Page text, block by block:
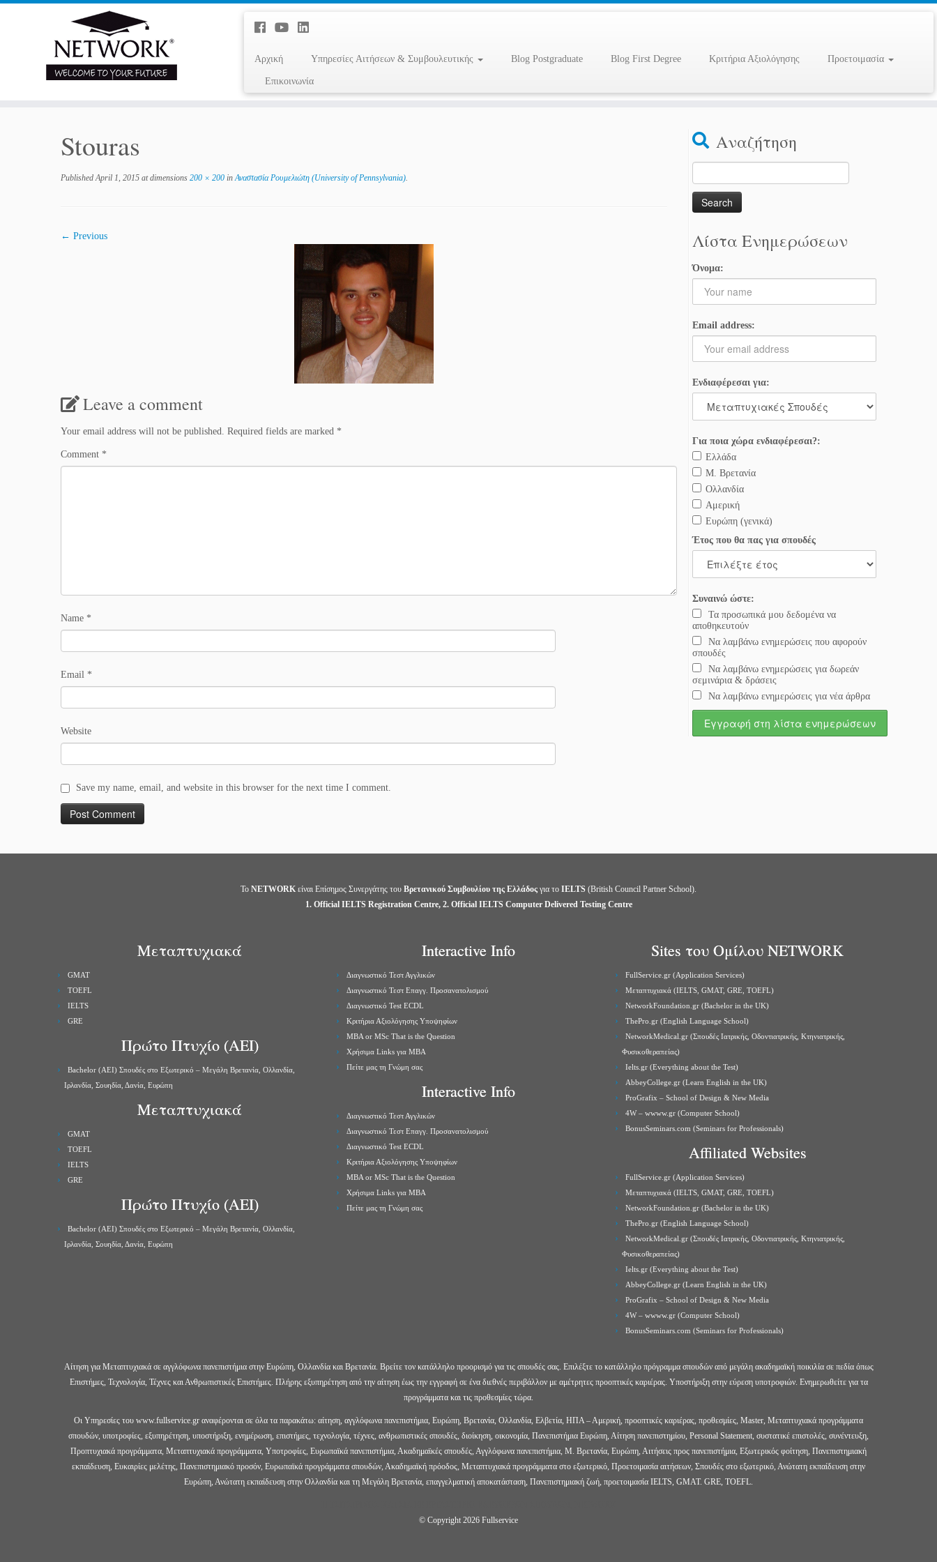
Αρχική Υπηρεσίες Αιτήσεων & Συμβουλευτικής Blog Postgraduate Blog First Degree Κριτήρια Αξιολόγησης Προετοιμασία
Επικοινωνία
Stouras
Published April 1, 2015 at dimensions 200 × 200 inΑναστασία Ρουμελιώτη (University of Pennsylvania).
← Previous
Leave a comment
Your email address will not be published. Required fields are marked *
Comment *
Name *
Email *
Website
Save my name, email, and website in this browser for the next time I comment.
Αναζήτηση
for:
Λίστα Ενημερώσεων
Όνομα:
Email address:
Ενδιαφέρεσαι για:
Για ποια χώρα ενδιαφέρεσαι?:
Ελλάδα
Μ. Βρετανία
Ολλανδία
Αμερική
Ευρώπη (γενικά)
Έτος που θα πας για σπουδές
Συναινώ ώστε:
Τα προσωπικά μου δεδομένα να
αποθηκευτούν
Να λαμβάνω ενημερώσεις που αφορούν
σπουδές
Να λαμβάνω ενημερώσεις για δωρεάν
σεμινάρια & δράσεις
Να λαμβάνω ενημερώσεις για νέα άρθρα
Το NETWORK είναι Επίσημος Συνεργάτης του Βρετανικού Συμβουλίου της Ελλάδος για το IELTS (British Council Partner School).
1. Official IELTS Registration Centre, 2. Official IELTS Computer Delivered Testing Centre
Μεταπτυχιακά
GMAT
TOEFL
IELTS
GRE
Πρώτο Πτυχίο (ΑΕΙ)
Bachelor (ΑΕΙ) Σπουδές στο Εξωτερικό – Μεγάλη Βρετανία, Ολλανδία,
Ιρλανδία, Σουηδία, Δανία, Ευρώπη
Μεταπτυχιακά
GMAT
TOEFL
IELTS
GRE
Πρώτο Πτυχίο (ΑΕΙ)
Bachelor (ΑΕΙ) Σπουδές στο Εξωτερικό – Μεγάλη Βρετανία, Ολλανδία,
Ιρλανδία, Σουηδία, Δανία, Ευρώπη
Interactive Info
Διαγνωστικό Τεστ Αγγλικών
Διαγνωστικό Τεστ Επαγγ. Προσανατολισμού
Διαγνωστικό Test ECDL
Κριτήρια Αξιολόγησης Υποψηφίων
MBA or MSc That is the Question
Χρήσιμα Links για ΜBA
Πείτε μας τη Γνώμη σας
Interactive Info
Διαγνωστικό Τεστ Αγγλικών
Διαγνωστικό Τεστ Επαγγ. Προσανατολισμού
Διαγνωστικό Test ECDL
Κριτήρια Αξιολόγησης Υποψηφίων
MBA or MSc That is the Question
Χρήσιμα Links για ΜBA
Πείτε μας τη Γνώμη σας
Sites του Ομίλου NETWORK
FullService.gr (Application Services)
Μεταπτυχιακά (IELTS, GMAT, GRE, TOEFL)
NetworkFoundation.gr (Bachelor in the UK)
ThePro.gr (English Language School)
NetworkMedical.gr (Σπουδές Ιατρικής, Οδοντιατρικής, Κτηνιατρικής,
Φυσικοθεραπείας)
Ielts.gr (Everything about the Test)
AbbeyCollege.gr (Learn English in the UK)
ProGrafix – School of Design & New Media
4W – wwww.gr (Computer School)
BonusSeminars.com (Seminars for Professionals)
Affiliated Websites
FullService.gr (Application Services)
Μεταπτυχιακά (IELTS, GMAT, GRE, TOEFL)
NetworkFoundation.gr (Bachelor in the UK)
ThePro.gr (English Language School)
NetworkMedical.gr (Σπουδές Ιατρικής, Οδοντιατρικής, Κτηνιατρικής,
Φυσικοθεραπείας)
Ielts.gr (Everything about the Test)
AbbeyCollege.gr (Learn English in the UK)
ProGrafix – School of Design & New Media
4W – wwww.gr (Computer School)
BonusSeminars.com (Seminars for Professionals)
Αίτηση για Μεταπτυχιακά σε αγγλόφωνα πανεπιστήμια στην Ευρώπη, Ολλανδία και Βρετανία. Βρείτε τον κατάλληλο προορισμό για τις σπουδές σας. Επιλέξτε το κατάλληλο πρόγραμμα σπουδών από μεγάλη ακαδημαϊκή ποικιλία σε πεδία όπως
Επιστήμες, Τεχνολογία, Τέχνες και Ανθρωπιστικές Επιστήμες. Πλήρης εξυπηρέτηση από την αίτηση έως την εγγραφή σε ένα διεθνές περιβάλλον με αμέτρητες προοπτικές καριέρας. Υποστήριξη στην εύρεση υποτροφιών. Ενημερωθείτε για τα
προγράμματα και τις προθεσμίες τώρα.
Οι Υπηρεσίες του www.fullservice.gr αναφέρονται σε όλα τα παρακάτω: αίτηση, αγγλόφωνα πανεπιστήμια, Ευρώπη, Βρετανία, Ολλανδία, Ελβετία, ΗΠΑ – Αμερική, προοπτικές καριέρας, προθεσμίες, Master, Μεταπτυχιακά προγράμματα
σπουδών, υποτροφίες, εξυπηρέτηση, υποστήριξη, ενημέρωση, επιστήμες, τεχνολογία, τέχνες, ανθρωπιστικές σπουδές, διοίκηση, οικονομία, Πανεπιστήμια Ευρώπη, Αίτηση πανεπιστημίου, Personal Statement, συστατικέ επιστολές, συνέντευξη,
Προπτυχιακά προγράμματα, Μεταπτυχιακά προγράμματα, Υποτροφίες, Ευρωπαϊκά πανεπιστήμια, Ακαδημαϊκές σπουδές, Αγγλόφωνα πανεπιστήμια, Μ. Βρετανία, Ευρώπη, Αιτήσεις προς πανεπιστήμια, Εξωτερικός φοίτηση, Πανεπιστημιακή
εκπαίδευση, Ευκαιρίες μελέτης, Πανεπιστημιακό προσόν, Ευρωπαϊκά προγράμματα σπουδών, Ακαδημαϊκή πρόοδος, Μεταπτυχιακά προγράμματα στο εξωτερικό, Προετοιμασία αιτήσεων, Σπουδές στο εξωτερικό, Ανώτατη εκπαίδευση στην
Ευρώπη, Ανώτατη εκπαίδευση στην Ολλανδία και τη Μεγάλη Βρετανία, επαγγελματική αποκατάσταση, Πανεπιστημιακή ζωή, προετοιμασία IELTS, GMAT. GRE, TOEFL.
© Copyright 2026 Fullservice